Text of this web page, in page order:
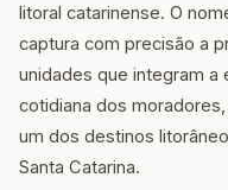
litoral catarinense. O
captura com precisão a
unidades que integram a
cotidiana dos
um dos destinos
Santa Catarina.